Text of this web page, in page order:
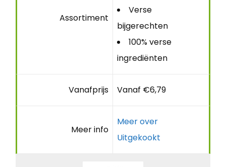
Assortiment
Verse
bijgerechten
100% verse
ingrediënten
Vanafprijs Vanaf €6,79
Meer info
Meer over
Uitgekookt